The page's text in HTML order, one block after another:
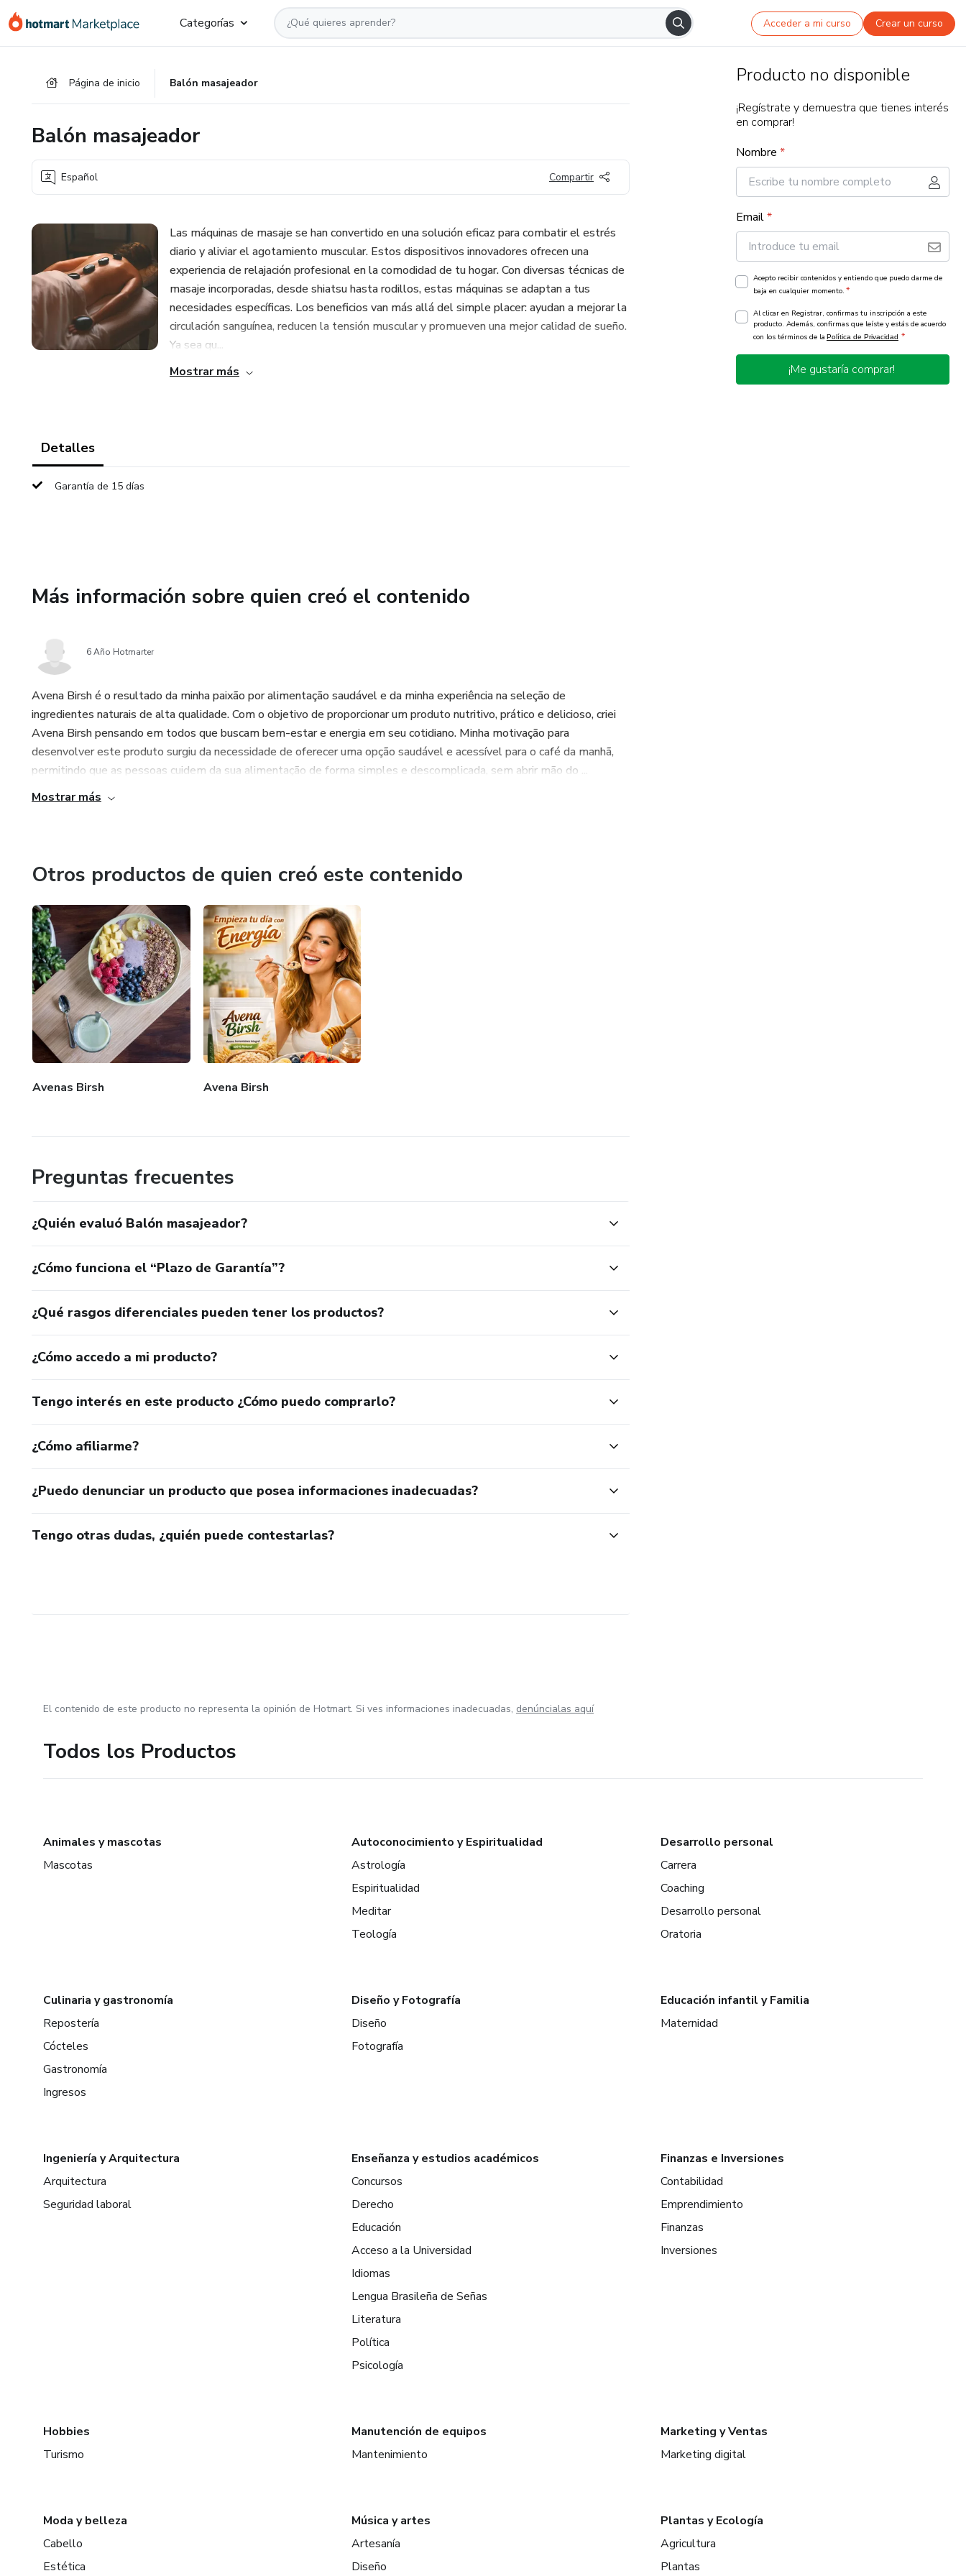
Categorías Acceder a mi curso Crear un curso
Página de inicio Balón masajeador
Balón masajeador
Español Compartir
Las máquinas de masaje se han convertido en una solución eficaz para combatir el estrés
diario y aliviar el agotamiento muscular. Estos dispositivos innovadores ofrecen una
experiencia de relajación profesional en la comodidad de tu hogar. Con diversas técnicas de
masaje incorporadas, desde shiatsu hasta rodillos, estas máquinas se adaptan a tus
necesidades específicas. Los beneficios van más allá del simple placer: ayudan a mejorar la
circulación sanguínea, reducen la tensión muscular y promueven una mejor calidad de sueño.
Ya sea qu...
Mostrar más
Detalles
Garantía de 15 días
Más información sobre quien creó el contenido
6 Año Hotmarter
Avena Birsh é o resultado da minha paixão por alimentação saudável e da minha experiência na seleção de
ingredientes naturais de alta qualidade. Com o objetivo de proporcionar um produto nutritivo, prático e delicioso, criei
Avena Birsh pensando em todos que buscam bem-estar e energia em seu cotidiano. Minha motivação para
desenvolver este produto surgiu da necessidade de oferecer uma opção saudável e acessível para o café da manhã,
permitindo que as pessoas cuidem da sua alimentação de forma simples e descomplicada, sem abrir mão do ...
Mostrar más
Otros productos de quien creó este contenido
Avenas Birsh Avena Birsh
Preguntas frecuentes
¿Quién evaluó Balón masajeador?
¿Cómo funciona el “Plazo de Garantía”?
¿Qué rasgos diferenciales pueden tener los productos?
¿Cómo accedo a mi producto?
Tengo interés en este producto ¿Cómo puedo comprarlo?
¿Cómo afiliarme?
¿Puedo denunciar un producto que posea informaciones inadecuadas?
Tengo otras dudas, ¿quién puede contestarlas?
Producto no disponible
¡Regístrate y demuestra que tienes interés
en comprar!
Nombre *
Email*
Acepto recibir contenidos y entiendo que puedo darme de
baja en cualquier momento. *
Al clicar en Registrar, confirmas tu inscripción a este
producto. Además, confirmas que leíste y estás de acuerdo
con los términos de la Política de Privacidad *
¡Me gustaría comprar!
El contenido de este producto no representa la opinión de Hotmart. Si ves informaciones inadecuadas, denúncialas aquí
Todos los Productos
Animales y mascotas
Mascotas
Autoconocimiento y Espiritualidad
Astrología
Espiritualidad
Meditar
Teología
Desarrollo personal
Carrera
Coaching
Desarrollo personal
Oratoria
Culinaria y gastronomía
Repostería
Cócteles
Gastronomía
Ingresos
Diseño y Fotografía
Diseño
Fotografía
Educación infantil y Familia
Maternidad
Ingeniería y Arquitectura
Arquitectura
Seguridad laboral
Enseñanza y estudios académicos
Concursos
Derecho
Educación
Acceso a la Universidad
Idiomas
Lengua Brasileña de Señas
Literatura
Política
Psicología
Finanzas e Inversiones
Contabilidad
Emprendimiento
Finanzas
Inversiones
Hobbies
Turismo
Manutención de equipos
Mantenimiento
Marketing y Ventas
Marketing digital
Moda y belleza
Cabello
Estética
Música y artes
Artesanía
Diseño
Plantas y Ecología
Agricultura
Plantas